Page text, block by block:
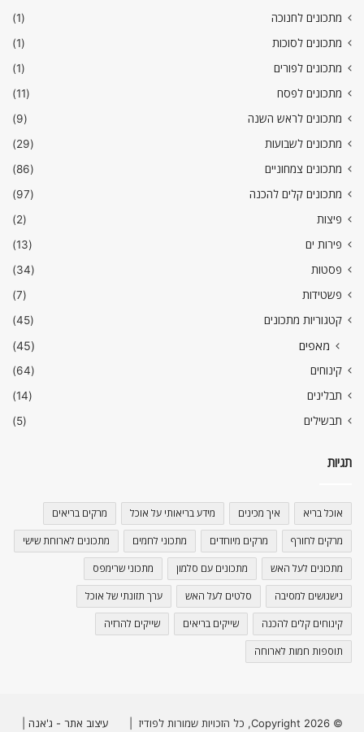
מתכונים לחנוכה
(1)
מתכונים לסוכות
(1)
מתכונים לפורים
(1)
מתכונים לפסח
(11)
מתכונים לראש השנה
(9)
מתכונים לשבועות
(29)
מתכונים צמחוניים
(86)
מתכונים קלים להכנה
(97)
פיצות
(2)
פירות ים
(13)
פסטות
(34)
פשטידות
(7)
קטגוריות מתכונים
(45)
מאפים (45)
קינוחים
(64)
תבלינים
(14)
תבשילים
(5)
תגיות
אוכל בריא איך מכינים מידע בריאותי על אוכל מרקים בריאים
מרקים לחורף מרקים מיוחדים מתכוני לחמים מתכונים לארוחת שישי
מתכונים לעל האש מתכונים עם סלמון מתכוני שרימפס
נישנושים למסיבה סלטים לעל האש ערך תזונתי של אוכל
קינוחים קלים להכנה שייקים בריאים שייקים להרזיה
תוספות חמות לארוחה
© Copyright 2026, כל הזכויות שמורות לפודיז | עיצוב אתר - ג'אנה